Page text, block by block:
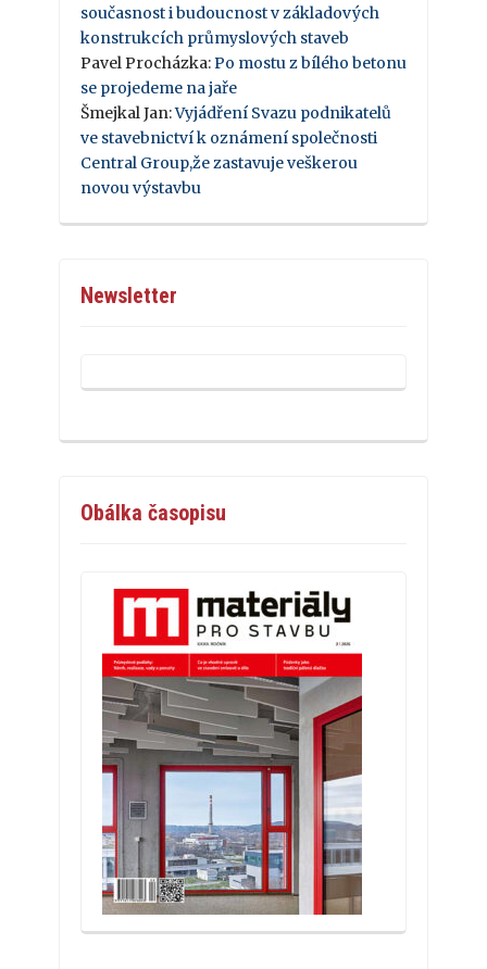
současnost i budoucnost v základových
konstrukcích průmyslových staveb
Pavel Procházka:Po mostu z bílého betonu
se projedeme na jaře
Šmejkal Jan:Vyjádření Svazu podnikatelů
ve stavebnictví k oznámení společnosti
Central Group,že zastavuje veškerou
novou výstavbu
Newsletter
Obálka časopisu